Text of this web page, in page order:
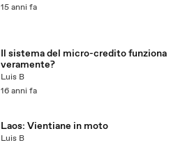
15 anni fa
Il sistema del micro-credito funziona
veramente?
Luis B
16 anni fa
Laos: Vientiane in moto
Luis B